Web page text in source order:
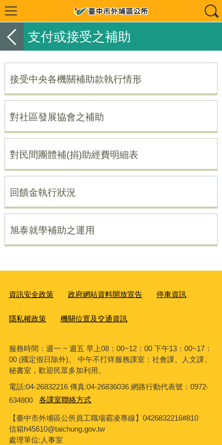
支付或接受之補助
接受中央各機關補助款執行情形
對社區發展協會之補助
對民間團體補(捐)助經費明細表
回饋金執行狀況
旭泰就學補助之運用
資訊安全政策 政府網站資料開放宣告 停車資訊
隱私權政策 機關位置及交通資訊
服務時間：週一 ~ 週五 早上08：00~12：00 下午13：00~17：
00 (國定假日除外)。 中午不打烊服務課室：社會課、人文課、
秘書室，歡迎民眾多加利用。
電話:04-26832216 傳真:04-26836036 網路行動代表號：0972-
634800
各課室聯絡方式
【臺中市外埔區公所員工職場霸凌專線】0426832216#810
信箱h45610@taichung.gov.tw
處理單位:人事室